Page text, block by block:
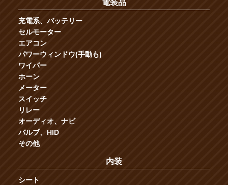
電装品
充電系、バッテリー
セルモーター
エアコン
パワーウィンドウ(手動も)
ワイパー
ホーン
メーター
スイッチ
リレー
オーディオ、ナビ
バルブ、HID
その他
内装
シート